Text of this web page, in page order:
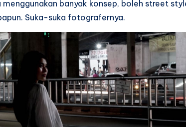
banyak konsep, boleh street
Suka-suka fotografernya.